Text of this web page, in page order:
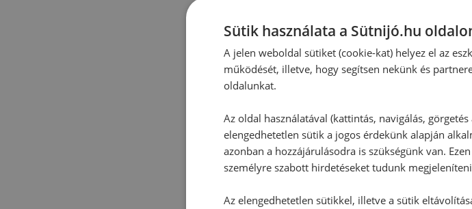
Sütik használata a Sütnijó.hu
A jelen weboldal sütiket (cookie-kat) helyez el az
működését, illetve, hogy segítsen nekünk és
oldalunkat.
Az oldal használatával (kattintás, navigálás,
elengedhetetlen sütik a jogos érdekünk alapján
azonban a hozzájárulásodra is szükségünk van.
személyre szabott hirdetéseket tudunk
Az elengedhetetlen sütikkel, illetve a sütik